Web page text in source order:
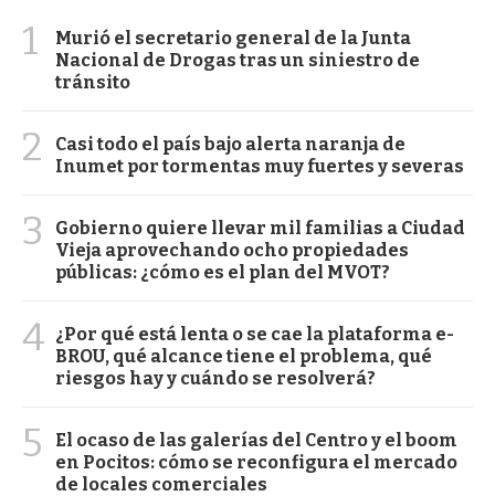
1
Murió el secretario general de la Junta
Nacional de Drogas tras un siniestro de
tránsito
2
Casi todo el país bajo alerta naranja de
Inumet por tormentas muy fuertes y severas
3
Gobierno quiere llevar mil familias a Ciudad
Vieja aprovechando ocho propiedades
públicas: ¿cómo es el plan del MVOT?
4 ¿Por qué está lenta o se cae la plataforma e-
BROU, qué alcance tiene el problema, qué
riesgos hay y cuándo se resolverá?
5
El ocaso de las galerías del Centro y el boom
en Pocitos: cómo se reconfigura el mercado
de locales comerciales